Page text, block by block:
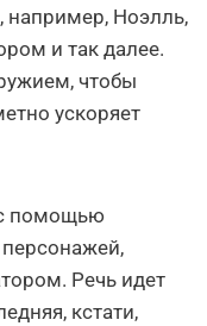
например, Ноэлль,
и так далее.
чтобы
ускоряет
помощью
Речь идет
кстати,